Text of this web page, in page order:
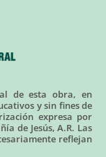
de esta obra, en
y sin fines de
expresa por
de Jesús, A.R. Las
reflejan